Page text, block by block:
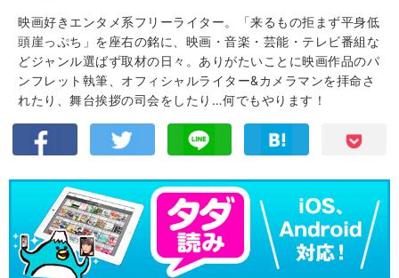
映画好きエンタメ系フリーライター。「来るもの拒まず平身低
頭崖っぷち」を座右の銘に、映画・音楽・芸能・テレビ番組な
どジャンル選ばず取材の日々。ありがたいことに映画作品のパ
ンフレット執筆、オフィシャルライター&カメラマンを拝命さ
れたり、舞台挨拶の司会をしたり…何でもやります！